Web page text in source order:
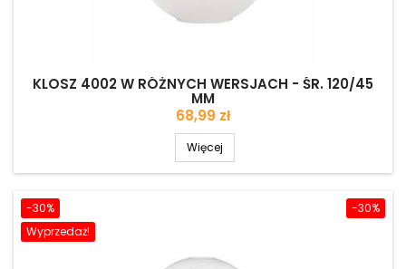
KLOSZ 4002 W RÓŻNYCH WERSJACH - ŚR. 120/45
MM
Cena
68,99 zł
Więcej
-30%
-30%
Wyprzedaż!